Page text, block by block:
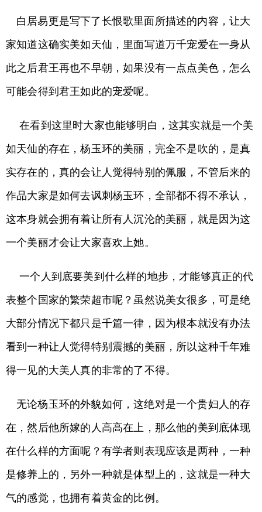
白居易更是写下了长恨歌里面所描述的内容，让大
家知道这确实美如天仙，里面写道万千宠爱在一身从
此之后君王再也不早朝，如果没有一点点美色，怎么
可能会得到君王如此的宠爱呢。
在看到这里时大家也能够明白，这其实就是一个美
如天仙的存在，杨玉环的美丽，完全不是吹的，是真
实存在的，真的会让人觉得特别的佩服，不管后来的
作品大家是如何去讽刺杨玉环，全部都不得不承认，
这本身就会拥有着让所有人沉沦的美丽，就是因为这
一个美丽才会让大家喜欢上她。
一个人到底要美到什么样的地步，才能够真正的代
表整个国家的繁荣超市呢？虽然说美女很多，可是绝
大部分情况下都只是千篇一律，因为根本就没有办法
看到一种让人觉得特别震撼的美丽，所以这种千年难
得一见的大美人真的非常的了不得。
无论杨玉环的外貌如何，这绝对是一个贵妇人的存
在，然后他所嫁的人高高在上，那么他的美到底体现
在什么样的方面呢？有学者则表现应该是两种，一种
是修养上的，另外一种就是体型上的，这就是一种大
气的感觉，也拥有着黄金的比例。